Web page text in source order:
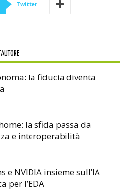
Twitter
la fiducia diventa
la sfida passa da
e interoperabilità
e NVIDIA insieme sull’IA
per l’EDA